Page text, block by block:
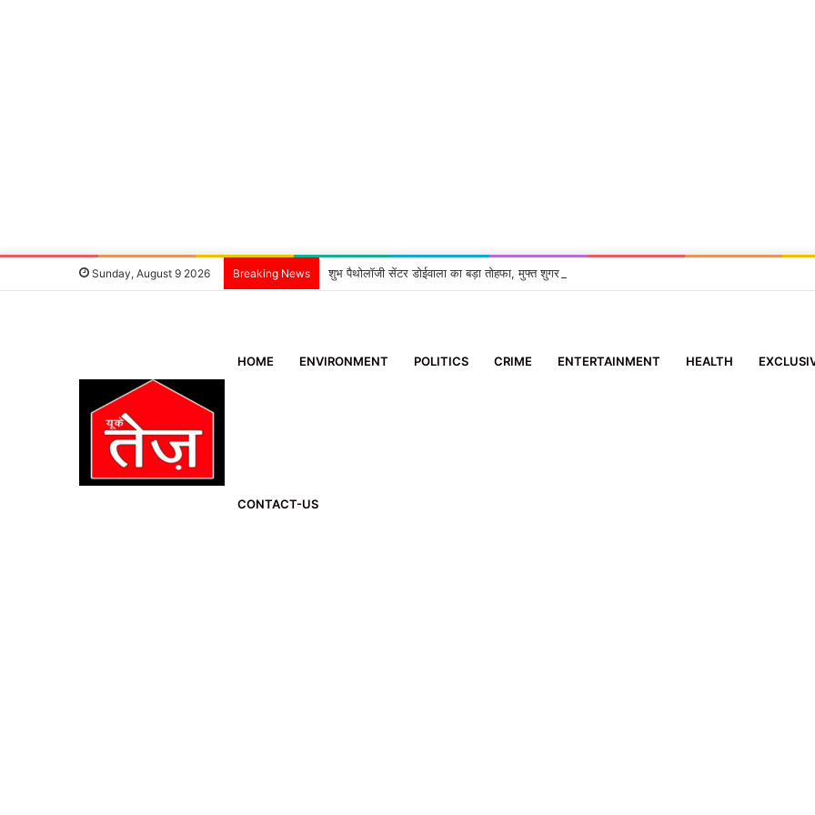
Sunday, August 9 2026 Breaking News शुभ पैथोलॉजी सेंटर डोईवाला का बड़ा तोहफा, मुफ्त शुगर-बीपी जांच सुविधा शुरू
HOME ENVIRONMENT POLITICS CRIME ENTERTAINMENT HEALTH
CONTACT-US